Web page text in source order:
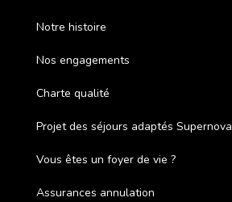
Notre histoire
Nos engagements
Charte qualité
Projet des séjours adaptés Supernova
Vous êtes un foyer de vie ?
Assurances annulation